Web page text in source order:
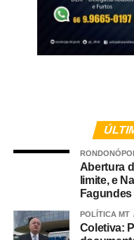
solução é ajudar, de
processo de
desenvolvimento de
de 1700 escolas de
Abertura
limite, e
POLÍTICA MT
Coletiva: